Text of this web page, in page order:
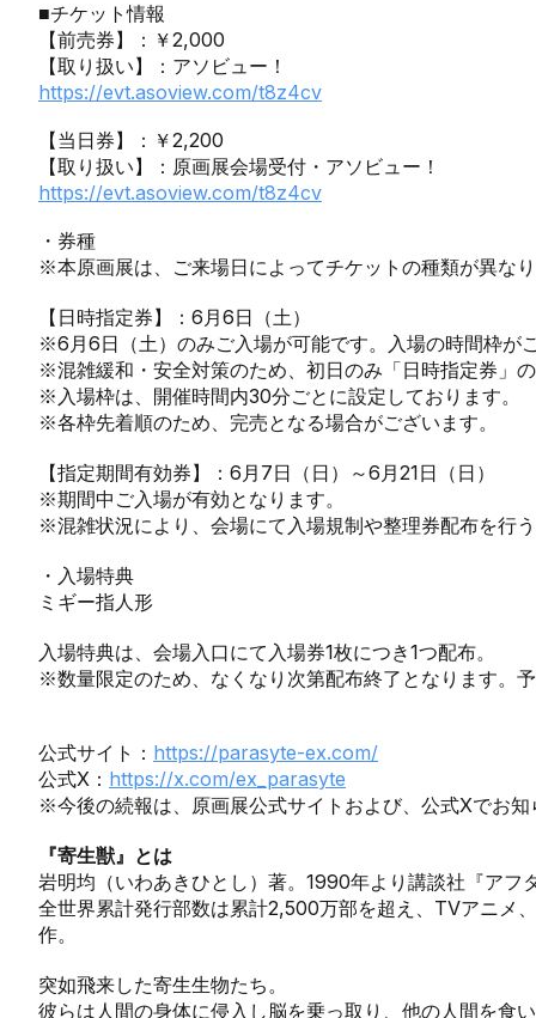
■チケット情報
【前売券】：￥2,000
【取り扱い】：アソビュー！
https://evt.asoview.com/t8z4cv
【当日券】：￥2,200
【取り扱い】：原画展会場受付・アソビュー！
https://evt.asoview.com/t8z4cv
・券種
※本原画展は、ご来場日によってチケットの種類が異な
【日時指定券】：6月6日（土）
※6月6日（土）のみご入場が可能です。入場の時間枠が
※混雑緩和・安全対策のため、初日のみ「日時指定券」
※入場枠は、開催時間内30分ごとに設定しております。
※各枠先着順のため、完売となる場合がございます。
【指定期間有効券】：6月7日（日）～6月21日（日）
※期間中ご入場が有効となります。
※混雑状況により、会場にて入場規制や整理券配布を行
・入場特典
ミギー指人形
入場特典は、会場入口にて入場券1枚につき1つ配布。
※数量限定のため、なくなり次第配布終了となります。
公式サイト： https://parasyte-ex.com/
公式X： https://x.com/ex_parasyte
※今後の続報は、原画展公式サイトおよび、公式Xでお知
『寄生獣』とは
岩明均（いわあきひとし）著。1990年より講談社『アフ
全世界累計発行部数は累計2,500万部を超え、TVアニメ
作。
突如飛来した寄生生物たち。
彼らは人間の身体に侵入し脳を乗っ取り、他の人間を食